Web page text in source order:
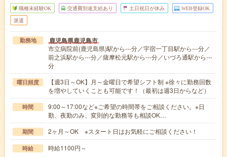
職種未経験OK 交通費別途支給あり 土日祝日が休み WEB登録OK
派遣
勤務地 鹿児島県鹿児島市
市立病院前(鹿児島県)駅から---分／宇宿一丁目駅から---分／
前之浜駅から---分／薩摩松元駅から---分／いづろ通駅から---
分
曜日頻度
【週3日～OK】月～金曜日で希望シフト制 ※徐々に勤務回数
を増やしていくことも可能です！（最初は週3日からなど）
時間
9:00～17:00など※ご希望の時間帯をご相談ください。※日
勤、夜勤のみ、変則的な勤務等も相談OK…
期間 2ヶ月～OK ※スタート日はお気軽にご相談ください！
時給 時給1100円～